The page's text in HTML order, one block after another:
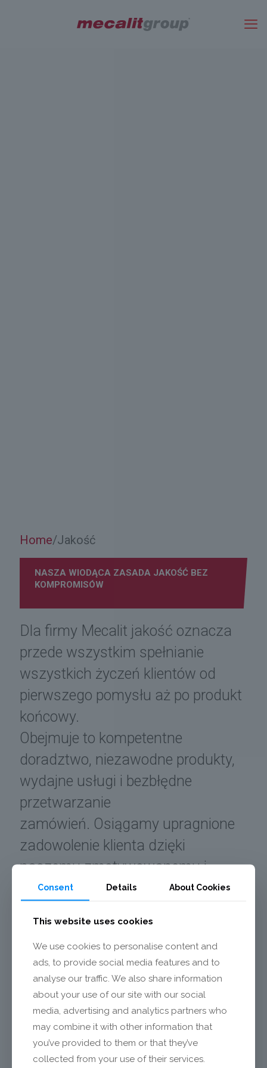
Home/Jakość
NASZA WIODĄCA ZASADA JAKOŚĆ BEZ
KOMPROMISÓW
Dla firmy Mecalit jakość oznacza
przede wszystkim spełnianie
wszystkich życzeń klientów od
pierwszego pomysłu aż po produkt
końcowy.
Obejmuje to kompetentne
doradztwo, niezawodne produkty,
wydajne usługi i bezbłędne
przetwarzanie
zamówień. Osiągamy upragnione
zadowolenie klienta dzięki
naszemu zmotywowanemu i
wykwalifikowanemu zespołowi,
na wszystkich poziomach i
etapach procesu”.
Inwestowanie i wprowadzanie
innowacji w celu poprawy jakości
na poziomie produktu i procesu jest
naturalnym i integralnym
Consent Details About Cookies
This website uses cookies
We use cookies to personalise content and
ads, to provide social media features and to
analyse our traffic. We also share information
about your use of our site with our social
media, advertising and analytics partners who
may combine it with other information that
you’ve provided to them or that they’ve
collected from your use of their services.